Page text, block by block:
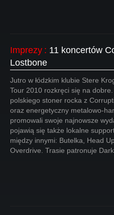
Imprezy : 11 koncertów
Lostbone
Jutro w łódzkim klubie Stere
Tour 2010 rozkręci się na
polskiego stoner rocka z
oraz energetyczny metalowo-
promowali swoje najnowsze
pojawią się także lokalne
między innymi: Butelka, Head
Overdrive. Trasie patronuje